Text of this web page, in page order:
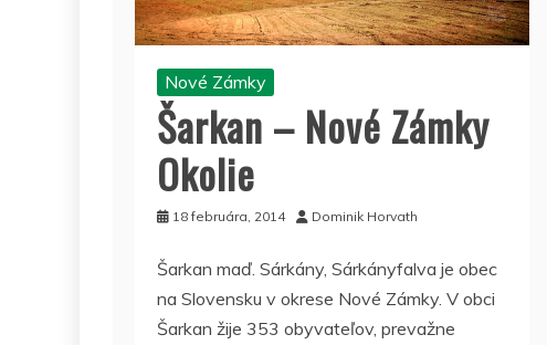
Nové Zámky
Šarkan – Nové Zámky
Okolie
18 februára, 2014 Dominik Horvath
Šarkan maď. Sárkány, Sárkányfalva je obec
na Slovensku v okrese Nové Zámky. V obci
Šarkan žije 353 obyvateľov, prevažne